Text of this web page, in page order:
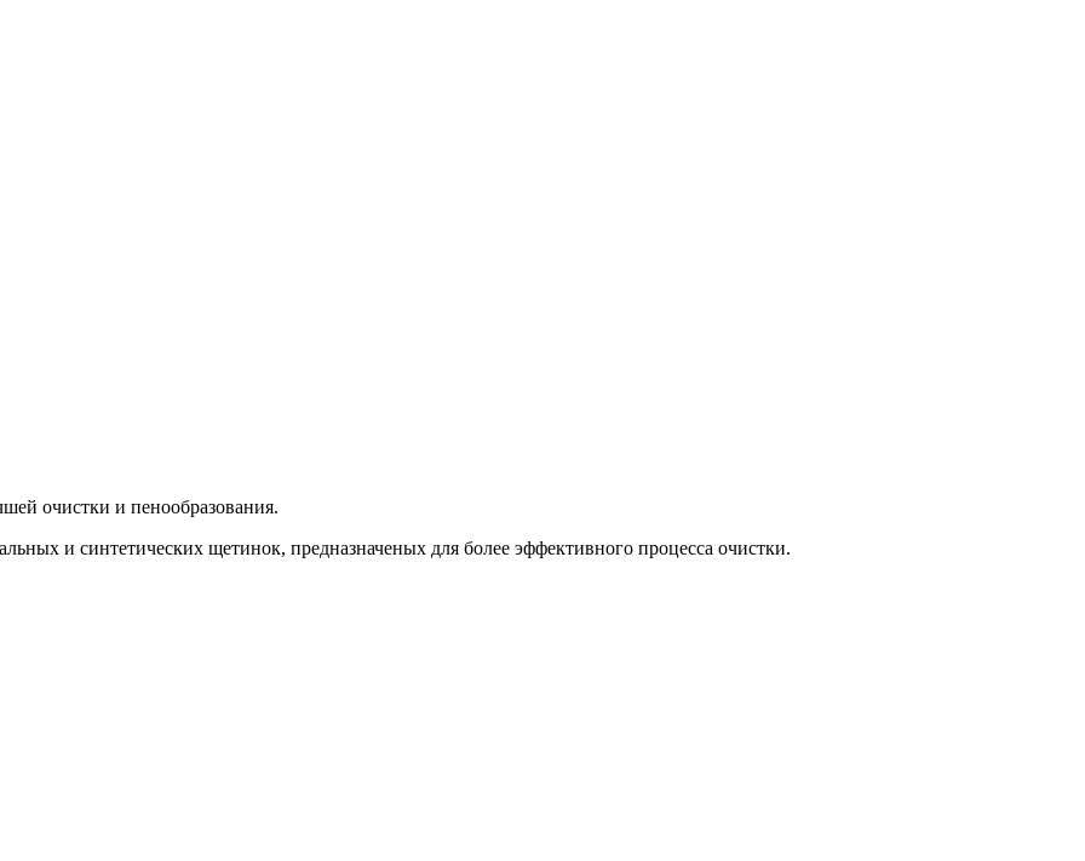
очистки и пенообразования.
и синтетических щетинок, предназначеных для более эффективного процесса очистки.